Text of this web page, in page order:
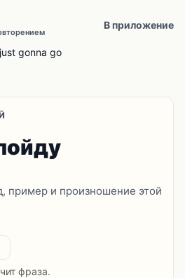
В приложение
gonna go
пример и произношение этой
фраза.